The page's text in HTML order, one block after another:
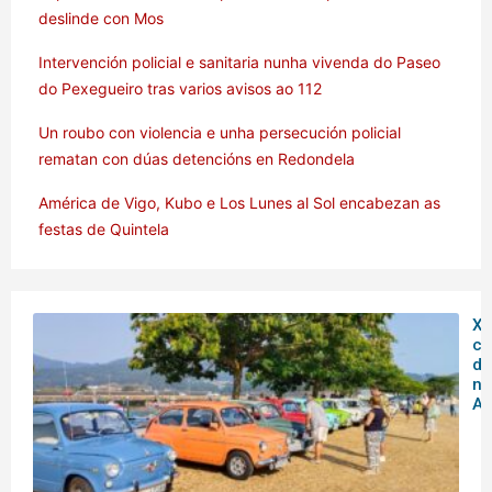
deslinde con Mos
Intervención policial e sanitaria nunha vivenda do Paseo
do Pexegueiro tras varios avisos ao 112
Un roubo con violencia e unha persecución policial
rematan con dúas detencións en Redondela
América de Vigo, Kubo e Los Lunes al Sol encabezan as
festas de Quintela